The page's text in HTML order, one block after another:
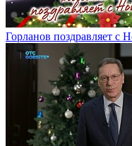
Горланов поздравляет с